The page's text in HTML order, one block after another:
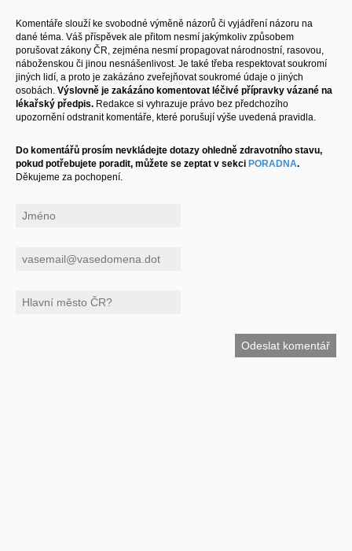
Komentáře slouží ke svobodné výměně názorů či vyjádření názoru na
dané téma. Váš příspěvek ale přitom nesmí jakýmkoliv způsobem
porušovat zákony ČR, zejména nesmí propagovat národnostní, rasovou,
náboženskou či jinou nesnášenlivost. Je také třeba respektovat soukromí
jiných lidí, a proto je zakázáno zveřejňovat soukromé údaje o jiných
osobách. Výslovně je zakázáno komentovat léčivé přípravky vázané na
lékařský předpis. Redakce si vyhrazuje právo bez předchozího
upozornění odstranit komentáře, které porušují výše uvedená pravidla.
Do komentářů prosím nevkládejte dotazy ohledně zdravotního stavu,
pokud potřebujete poradit, můžete se zeptat v sekci PORADNA.
Děkujeme za pochopení.